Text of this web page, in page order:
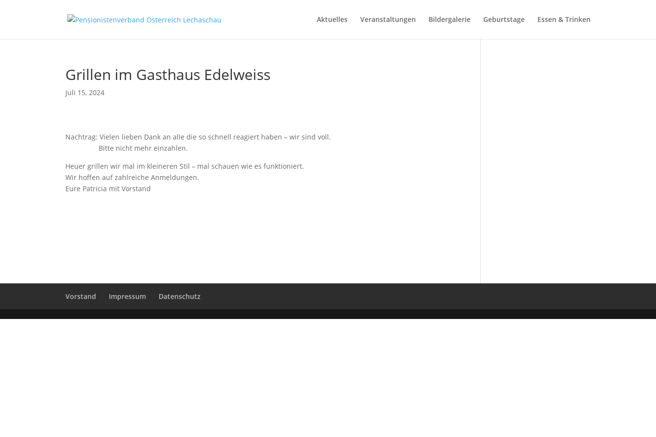
Aktuelles Veranstaltungen Bildergalerie Geburtstage Essen & Trinken
Grillen im Gasthaus Edelweiss
Juli 15, 2024
Nachtrag: Vielen lieben Dank an alle die so schnell reagiert haben – wir sind voll.
Bitte nicht mehr einzahlen.
Heuer grillen wir mal im kleineren Stil – mal schauen wie es funktioniert.
Wir hoffen auf zahlreiche Anmeldungen.
Eure Patricia mit Vorstand
Vorstand Impressum Datenschutz